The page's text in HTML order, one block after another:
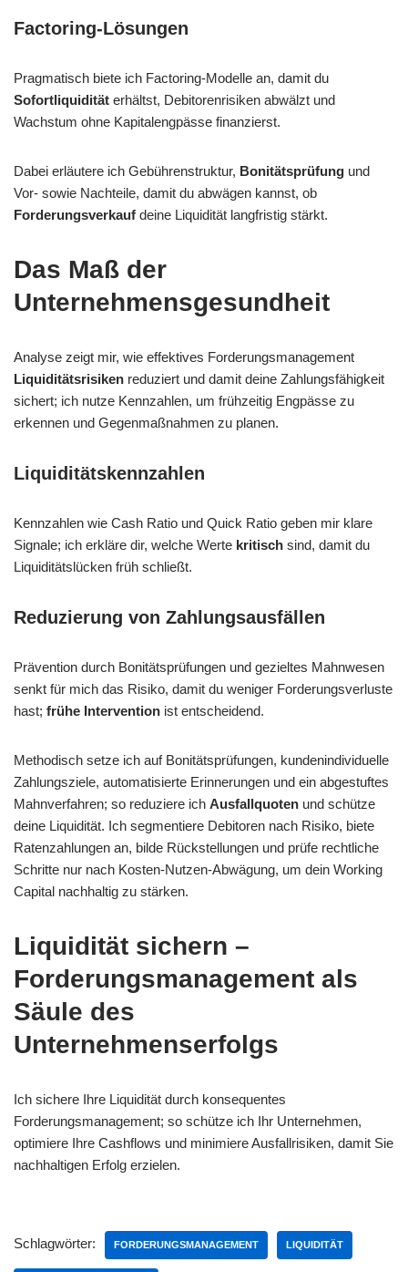
Factoring-Lösungen
Pragmatisch biete ich Factoring-Modelle an, damit du
Sofortliquidität erhältst, Debitorenrisiken abwälzt und
Wachstum ohne Kapitalengpässe finanzierst.
Dabei erläutere ich Gebührenstruktur, Bonitätsprüfung und
Vor- sowie Nachteile, damit du abwägen kannst, ob
Forderungsverkauf deine Liquidität langfristig stärkt.
Das Maß der
Unternehmensgesundheit
Analyse zeigt mir, wie effektives Forderungsmanagement
Liquiditätsrisiken reduziert und damit deine Zahlungsfähigkeit
sichert; ich nutze Kennzahlen, um frühzeitig Engpässe zu
erkennen und Gegenmaßnahmen zu planen.
Liquiditätskennzahlen
Kennzahlen wie Cash Ratio und Quick Ratio geben mir klare
Signale; ich erkläre dir, welche Werte kritisch sind, damit du
Liquiditätslücken früh schließt.
Reduzierung von Zahlungsausfällen
Prävention durch Bonitätsprüfungen und gezieltes Mahnwesen
senkt für mich das Risiko, damit du weniger Forderungsverluste
hast; frühe Intervention ist entscheidend.
Methodisch setze ich auf Bonitätsprüfungen, kundenindividuelle
Zahlungsziele, automatisierte Erinnerungen und ein abgestuftes
Mahnverfahren; so reduziere ich Ausfallquoten und schütze
deine Liquidität. Ich segmentiere Debitoren nach Risiko, biete
Ratenzahlungen an, bilde Rückstellungen und prüfe rechtliche
Schritte nur nach Kosten-Nutzen-Abwägung, um dein Working
Capital nachhaltig zu stärken.
Liquidität sichern –
Forderungsmanagement als
Säule des
Unternehmenserfolgs
Ich sichere Ihre Liquidität durch konsequentes
Forderungsmanagement; so schütze ich Ihr Unternehmen,
optimiere Ihre Cashflows und minimiere Ausfallrisiken, damit Sie
nachhaltigen Erfolg erzielen.
Schlagwörter: FORDERUNGSMANAGEMENT LIQUIDITÄT